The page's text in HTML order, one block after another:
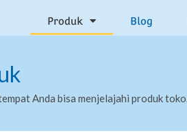
Produk Blog
Anda bisa menjelajahi produk toko.